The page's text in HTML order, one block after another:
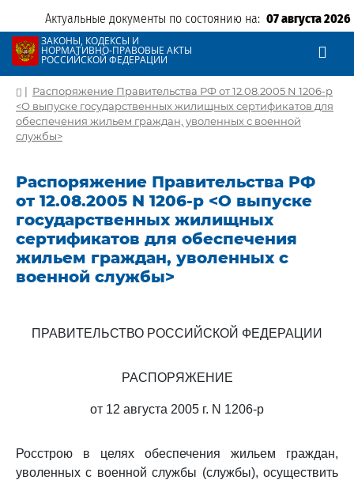
Актуальные документы по состоянию на: 07 августа 2026
ЗАКОНЫ, КОДЕКСЫ И
НОРМАТИВНО-ПРАВОВЫЕ АКТЫ
РОССИЙСКОЙ ФЕДЕРАЦИИ
| Распоряжение Правительства РФ от 12.08.2005 N 1206-р
<О выпуске государственных жилищных сертификатов для
обеспечения жильем граждан, уволенных с военной
службы>
Распоряжение Правительства РФ
от 12.08.2005 N 1206-р <О выпуске
государственных жилищных
сертификатов для обеспечения
жильем граждан, уволенных с
военной службы>
ПРАВИТЕЛЬСТВО РОССИЙСКОЙ ФЕДЕРАЦИИ
РАСПОРЯЖЕНИЕ
от 12 августа 2005 г. N 1206-р
Росстрою в целях обеспечения жильем граждан,
уволенных с военной службы (службы), осуществить